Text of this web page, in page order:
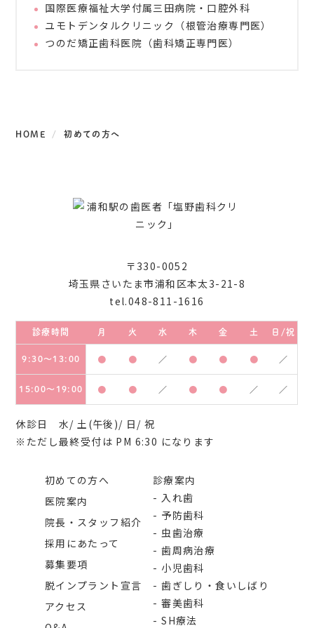
国際医療福祉大学付属三田病院・口腔外科
ユモトデンタルクリニック（根管治療専門医）
つのだ矯正歯科医院（歯科矯正専門医）
HOME 初めての方へ
〒330-0052
埼玉県さいたま市浦和区本太3-21-8
tel.048-811-1616
診療時間 月 火 水 木 金 土 日/祝
9:30～13:00 ● ● ／ ● ● ● ／
15:00～19:00 ● ● ／ ● ● ／ ／
休診日 水/ 土(午後)/ 日/ 祝
※ただし最終受付は PM 6:30 になります
初めての方へ
医院案内
院長・スタッフ紹介
採用にあたって
募集要項
脱インプラント宣言
アクセス
診療案内
入れ歯
予防歯科
虫歯治療
歯周病治療
小児歯科
歯ぎしり・食いしばり
審美歯科
SH療法